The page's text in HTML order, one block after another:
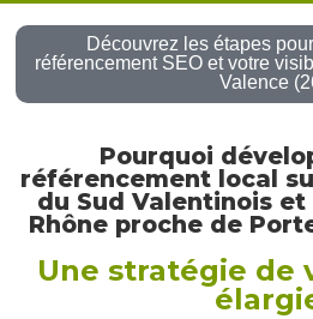
Découvrez les étapes
référencement SEO et votre
Valence
Pourquoi
référencement local
du Sud Valentinois
Rhône proche de
Une stratégie de